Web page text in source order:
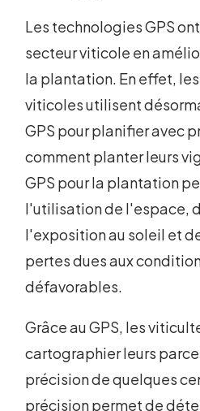
Les technologies GPS
secteur viticole en
la plantation. En effet,
viticoles utilisent
GPS pour planifier avec
comment planter leurs
GPS pour la plantation
l'utilisation de l'espace,
l'exposition au soleil et
pertes dues aux
défavorables.
Grâce au GPS, les
cartographier leurs
précision de quelques
précision permet de